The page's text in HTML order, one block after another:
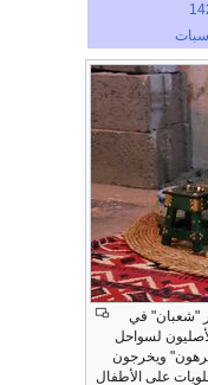
"شعبان" في
لسواحل
ويخرجون
على الأطفال